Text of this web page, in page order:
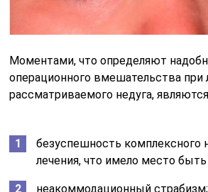
Моментами, что определяют
операционного вмешательства при
рассматриваемого недуга,
безуспешность комплексного
лечения, что имело место быть
неакоммодационный страбизм;